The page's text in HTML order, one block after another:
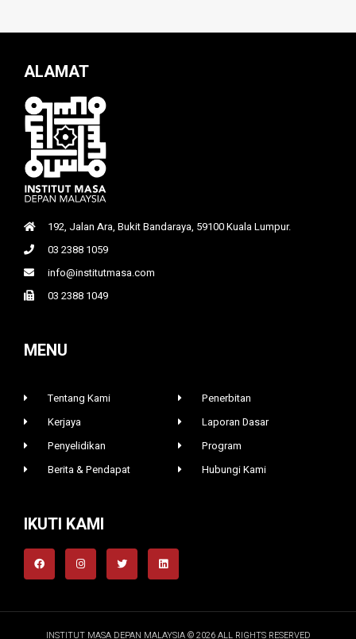
ALAMAT
192, Jalan Ara, Bukit Bandaraya, 59100 Kuala Lumpur.
03 2388 1059
info@institutmasa.com
03 2388 1049
MENU
Tentang Kami
Kerjaya
Penyelidikan
Berita & Pendapat
Penerbitan
Laporan Dasar
Program
Hubungi Kami
IKUTI KAMI
INSTITUT MASA DEPAN MALAYSIA © 2026 ALL RIGHTS RESERVED​